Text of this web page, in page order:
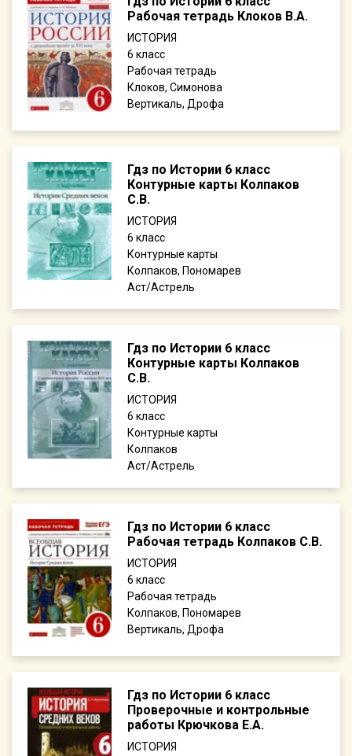
Рабочая тетрадь Клоков В.А.
ИСТОРИЯ
6
Рабочая тетрадь
Клоков, Симонова
Вертикаль, Дрофа
Гдз по Истории 6 класс
Контурные карты Колпаков
С.В.
ИСТОРИЯ
6
Контурные карты
Колпаков, Пономарев
Аст/Астрель
Гдз по Истории 6 класс
Контурные карты Колпаков
С.В.
ИСТОРИЯ
6
Контурные карты
Колпаков
Аст/Астрель
Гдз по Истории 6 класс
Рабочая тетрадь Колпаков С.В.
ИСТОРИЯ
6
Рабочая тетрадь
Колпаков, Пономарев
Вертикаль, Дрофа
Гдз по Истории 6 класс
Проверочные и контрольные
работы Крючкова Е.А.
ИСТОРИЯ